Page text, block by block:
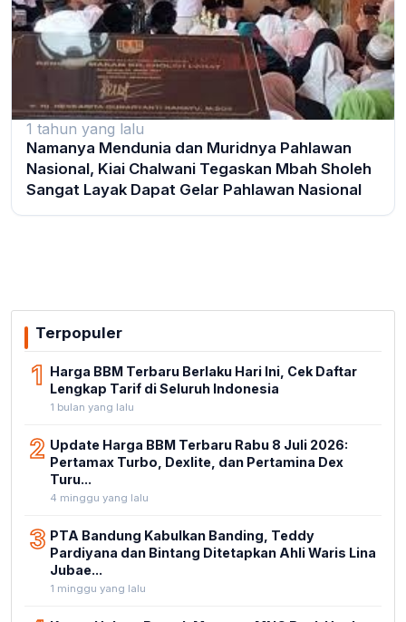
1 tahun yang lalu
Namanya Mendunia dan Muridnya Pahlawan
Nasional, Kiai Chalwani Tegaskan Mbah Sholeh
Sangat Layak Dapat Gelar Pahlawan Nasional
Terpopuler
1
Harga BBM Terbaru Berlaku Hari Ini, Cek Daftar
Lengkap Tarif di Seluruh Indonesia
1 bulan yang lalu
2 Update Harga BBM Terbaru Rabu 8 Juli 2026:
Pertamax Turbo, Dexlite, dan Pertamina Dex
Turu...
4 minggu yang lalu
3 PTA Bandung Kabulkan Banding, Teddy
Pardiyana dan Bintang Ditetapkan Ahli Waris Lina
Jubae...
1 minggu yang lalu